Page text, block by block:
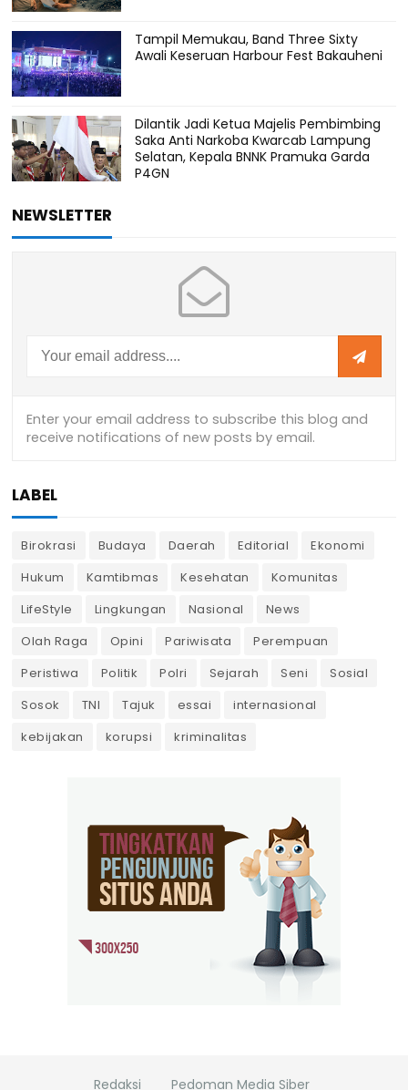
Tampil Memukau, Band Three Sixty
Awali Keseruan Harbour Fest Bakauheni
Dilantik Jadi Ketua Majelis Pembimbing
Saka Anti Narkoba Kwarcab Lampung
Selatan, Kepala BNNK Pramuka Garda
P4GN
NEWSLETTER
LABEL
Birokrasi Budaya Daerah Editorial
Ekonomi
Hukum
Kamtibmas Kesehatan
Komunitas
LifeStyle
Lingkungan Nasional
News
Olah Raga
Opini Pariwisata
Perempuan
Peristiwa
Politik Polri Sejarah Seni
Sosial
Sosok
TNI Tajuk essai
internasional
kebijakan
korupsi kriminalitas
Redaksi Pedoman Media Siber